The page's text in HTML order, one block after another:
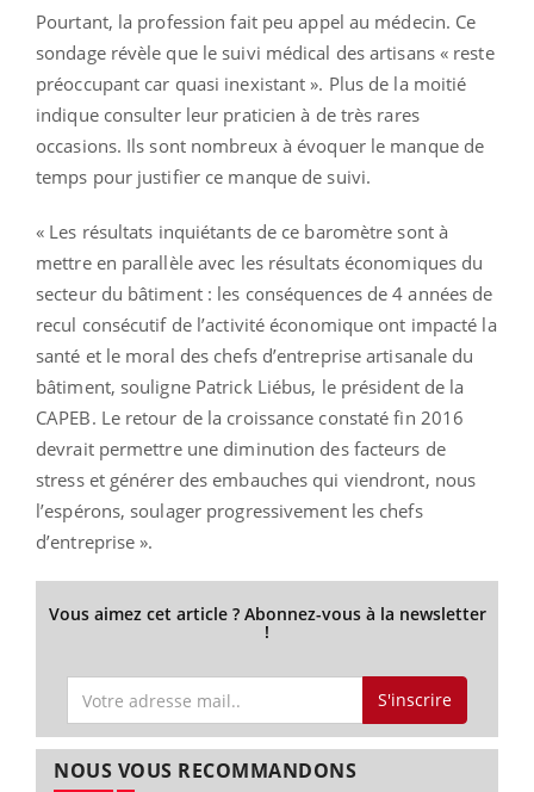
Pourtant, la profession fait peu appel au médecin. Ce
sondage révèle que le suivi médical des artisans « reste
préoccupant car quasi inexistant ». Plus de la moitié
indique consulter leur praticien à de très rares
occasions. Ils sont nombreux à évoquer le manque de
temps pour justifier ce manque de suivi.
« Les résultats inquiétants de ce baromètre sont à
mettre en parallèle avec les résultats économiques du
secteur du bâtiment : les conséquences de 4 années de
recul consécutif de l’activité économique ont impacté la
santé et le moral des chefs d’entreprise artisanale du
bâtiment, souligne Patrick Liébus, le président de la
CAPEB. Le retour de la croissance constaté fin 2016
devrait permettre une diminution des facteurs de
stress et générer des embauches qui viendront, nous
l’espérons, soulager progressivement les chefs
d’entreprise ».
Vous aimez cet article ? Abonnez-vous à la newsletter
!
S'inscrire
NOUS VOUS RECOMMANDONS